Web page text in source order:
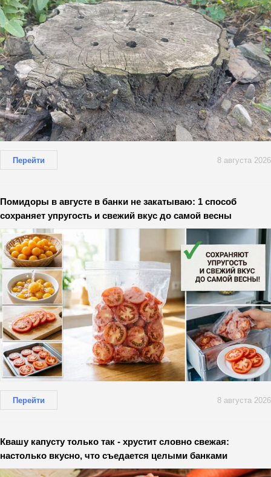
Перейти 8 августа 2026
Помидоры в августе в банки не закатываю: 1 способ
сохраняет упругость и свежий вкус до самой весны
Перейти 8 августа 2026
Квашу капусту только так - хрустит словно свежая:
настолько вкусно, что съедается целыми банками